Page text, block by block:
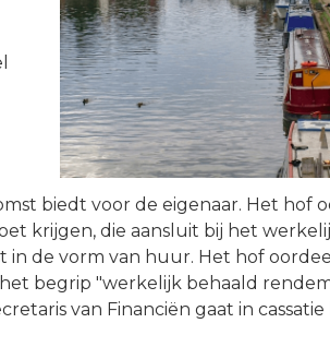
biedt voor de eigenaar. Het hof
krijgen, die aansluit bij het
in de vorm van huur. Het hof
begrip "werkelijk behaald
van Financiën gaat in cassatie